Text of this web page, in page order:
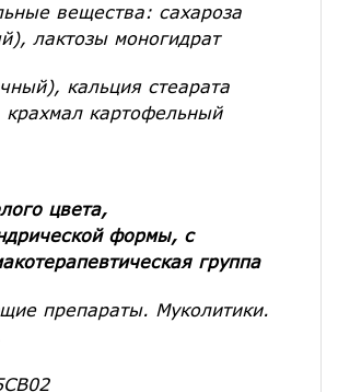
вещества: сахароза
лактозы моногидрат
кальция стеарата
крахмал картофельный
цвета,
формы, с
группа
препараты. Муколитики.